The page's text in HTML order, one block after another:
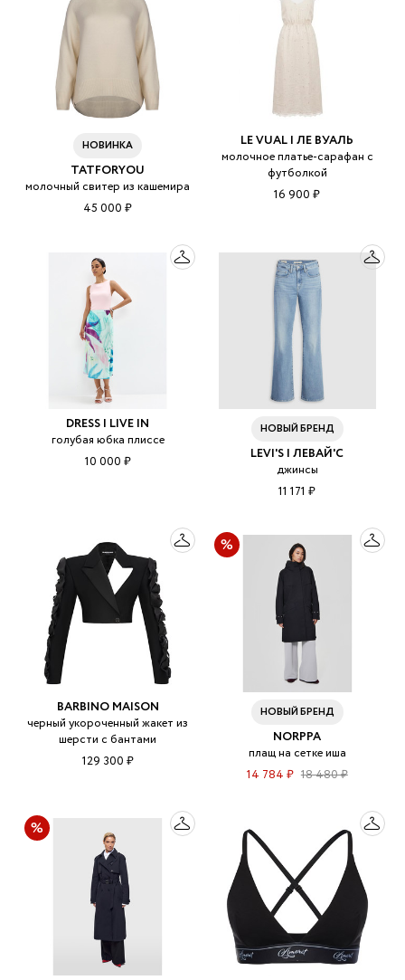
НОВИНКА
TATFORYOU
молочный свитер из кашемира
45 000 ₽
LE VUAL | ЛЕ ВУАЛЬ
молочное платье-сарафан с
футболкой
16 900 ₽
DRESS I LIVE IN
голубая юбка плиссе
10 000 ₽
НОВЫЙ БРЕНД
LEVI'S | ЛЕВАЙ'С
джинсы
11 171 ₽
BARBINO MAISON
черный укороченный жакет из
шерсти с бантами
129 300 ₽
НОВЫЙ БРЕНД
NORPPA
плащ на сетке иша
14 784 ₽ 18 480 ₽